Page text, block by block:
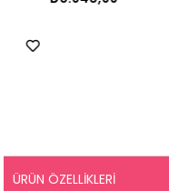
ÜRÜN ÖZELLIKLERI